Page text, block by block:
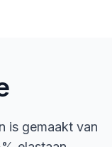
is gemaakt van